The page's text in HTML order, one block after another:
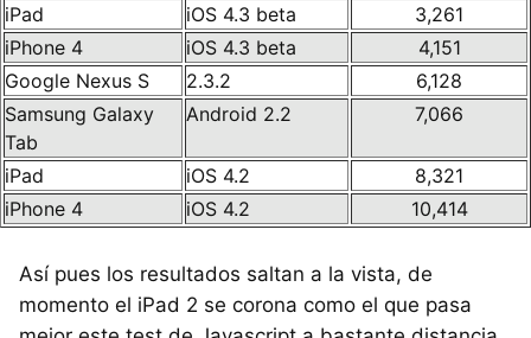
iPad
iOS 4.3 beta
3,261
iPhone 4
iOS 4.3 beta
4,151
Google Nexus S
2.3.2
6,128
Samsung Galaxy
Tab
Android 2.2 7,066
iPad iOS 4.2
8,321
iPhone 4
iOS 4.2 10,414
Así pues los resultados saltan a la vista, de
momento el iPad 2 se corona como el que pasa